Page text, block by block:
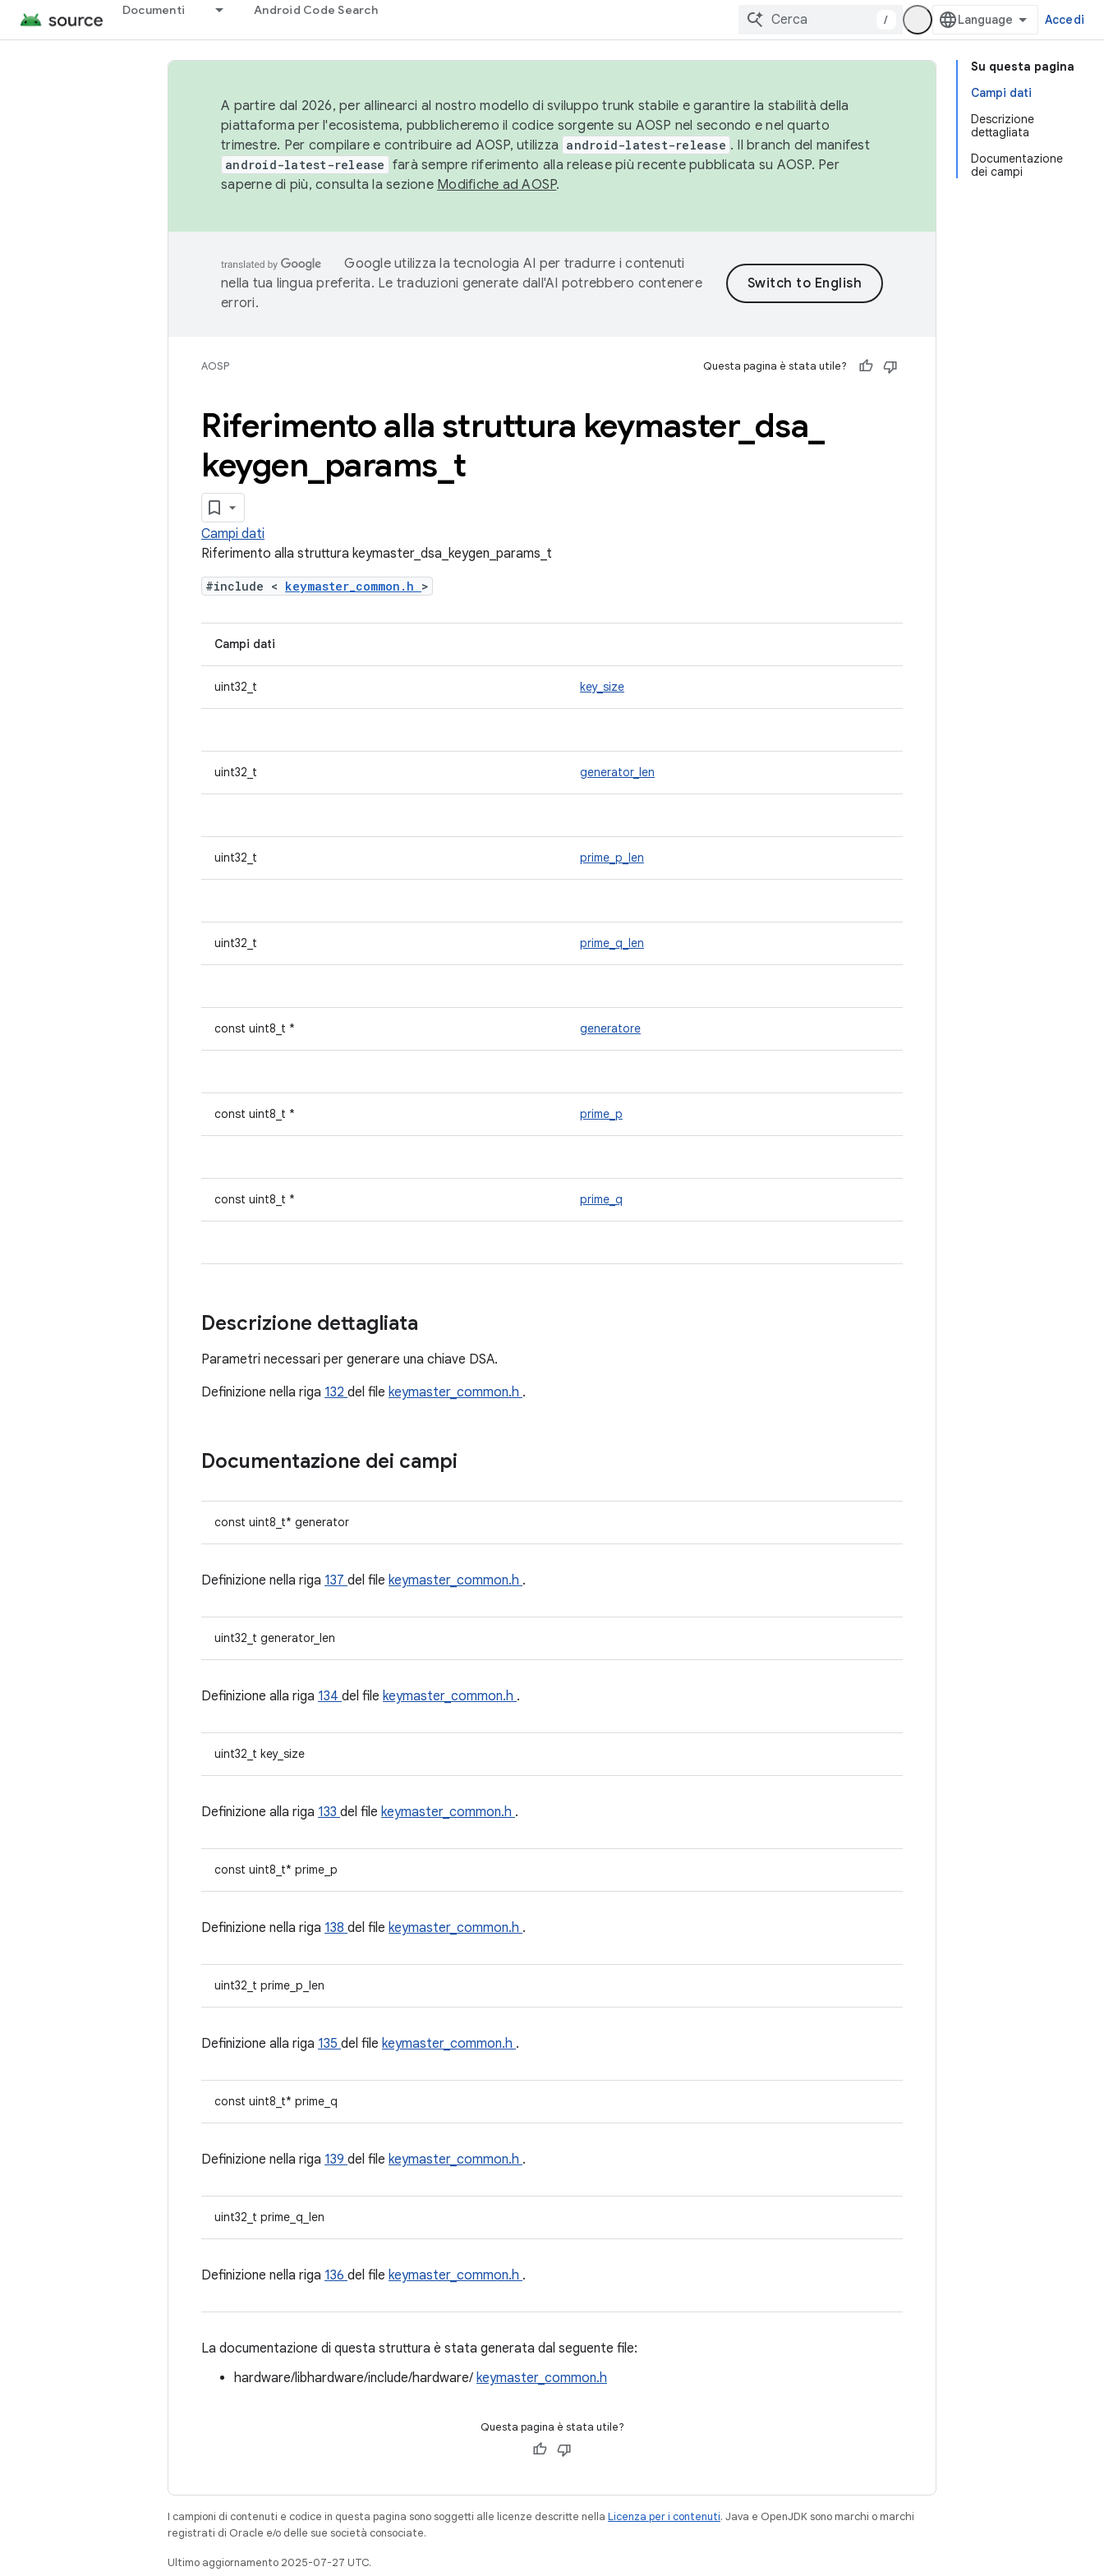
Documenti Android Code Search
/ Accedi
Su questa pagina
Campi dati
Descrizione
dettagliata
Documentazione
dei campi
A partire dal 2026, per allinearci al nostro modello di sviluppo trunk stabile e garantire la stabilità della
piattaforma per l'ecosistema, pubblicheremo il codice sorgente su AOSP nel secondo e nel quarto
trimestre. Per compilare e contribuire ad AOSP, utilizza android-latest-release . Il branch del manifest
android-latest-release farà sempre riferimento alla release più recente pubblicata su AOSP. Per
saperne di più, consulta la sezione Modifiche ad AOSP.
Google utilizza la tecnologia AI per tradurre i contenuti
nella tua lingua preferita. Le traduzioni generate dall'AI potrebbero contenere
errori.
AOSP Questa pagina è stata utile?
Riferimento alla struttura keymaster_ dsa
keygen params t
Campi dati
Riferimento alla struttura keymaster_dsa_keygen_params_t
#include < keymaster_common.h >
Campi dati
uint32_t key_size
uint32_t generator_len
uint32_t prime_p_len
uint32_t prime_q_len
const uint8_t * generatore
const uint8_t * prime_p
const uint8_t * prime_q
Descrizione dettagliata
Parametri necessari per generare una chiave DSA.
Definizione nella riga 132 del file keymaster_common.h .
Documentazione dei campi
const uint8_t* generator
Definizione nella riga 137 del file keymaster_common.h .
uint32_t generator_len
Definizione alla riga 134 del file keymaster_common.h .
uint32_t key_size
Definizione alla riga 133 del file keymaster_common.h .
const uint8_t* prime_p
Definizione nella riga 138 del file keymaster_common.h .
uint32_t prime_p_len
Definizione alla riga 135 del file keymaster_common.h .
const uint8_t* prime_q
Definizione nella riga 139 del file keymaster_common.h .
uint32_t prime_q_len
Definizione nella riga 136 del file keymaster_common.h .
La documentazione di questa struttura è stata generata dal seguente file:
hardware/libhardware/include/hardware/ keymaster_common.h
Questa pagina è stata utile?
I campioni di contenuti e codice in questa pagina sono soggetti alle licenze descritte nella Licenza per i contenuti. Java e OpenJDK sono marchi o marchi
registrati di Oracle e/o delle sue società consociate.
Ultimo aggiornamento 2025-07-27 UTC.